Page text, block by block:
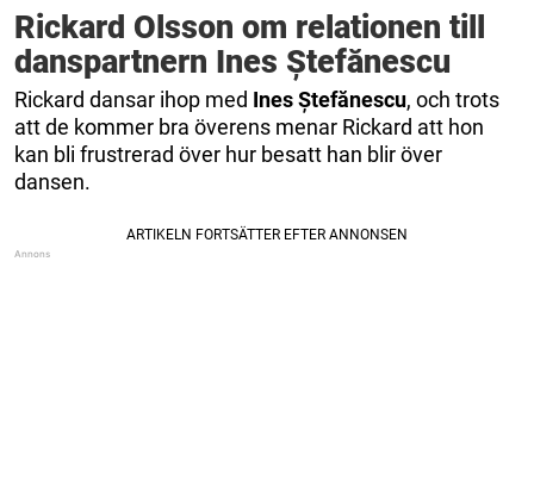
Rickard Olsson om relationen till
danspartnern Ines Ștefănescu
Rickard dansar ihop med Ines Ștefănescu, och trots
att de kommer bra överens menar Rickard att hon
kan bli frustrerad över hur besatt han blir över
dansen.